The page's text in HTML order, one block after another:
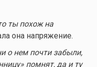
ты похож на
она напряжение.
о нем почти забыли,
помнят, да и ту